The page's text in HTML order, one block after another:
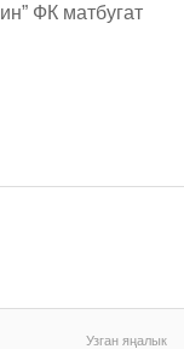
ФК матбугат
Узган яңалык